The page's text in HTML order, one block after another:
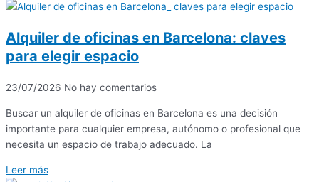
Alquiler de oficinas en Barcelona: claves
para elegir espacio
23/07/2026 No hay comentarios
Buscar un alquiler de oficinas en Barcelona es una decisión
importante para cualquier empresa, autónomo o profesional que
necesita un espacio de trabajo adecuado. La
Leer más